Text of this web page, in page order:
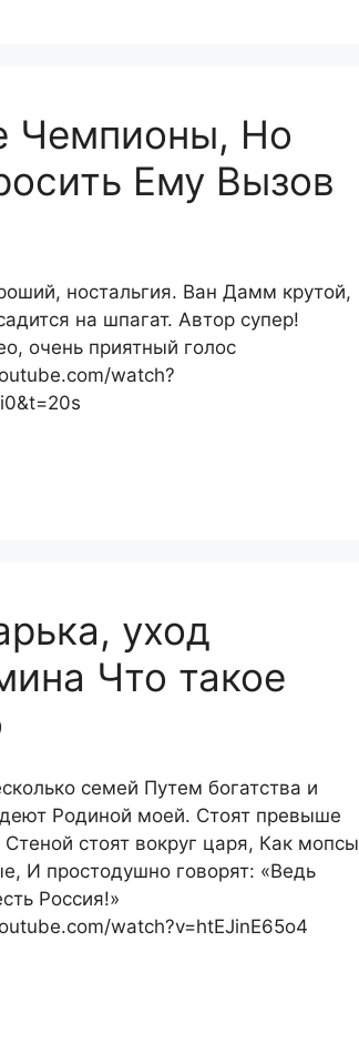
Чемпионы, Но
Ему Вызов
ностальгия. Ван Дамм крутой,
на шпагат. Автор супер!
очень приятный голос
watch?
уход
Что такое
семей Путем богатства и
Родиной моей. Стоят превыше
Стеной стоят вокруг царя, Как мопсы
И простодушно говорят: «Ведь
Россия!»
watch?v=htEJinE65o4